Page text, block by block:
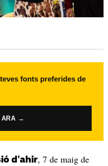
fonts preferides de
ARA →
d'ahir, 7 de maig de